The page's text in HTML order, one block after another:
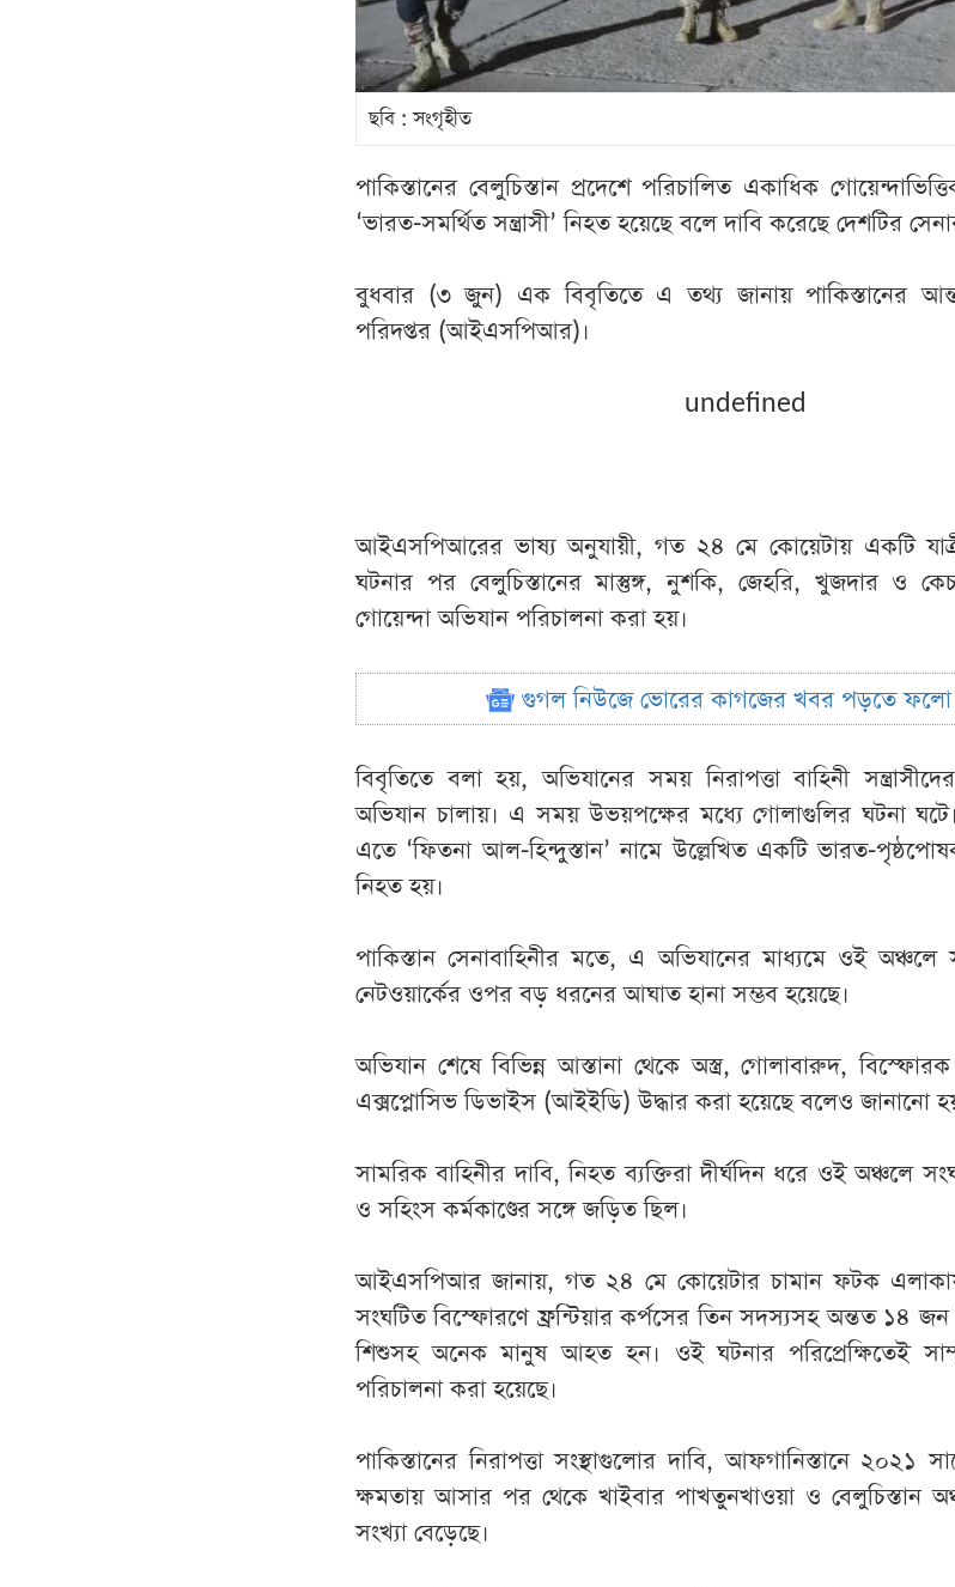
ছবি : সংগৃহীত
পাকিস্তানের বেলুচিস্তান প্রদেশে পরিচালিত একাধিক
‘ভারত-সমর্থিত সন্ত্রাসী’ নিহত হয়েছে বলে দাবি করেছে দেশটির
বুধবার (৩ জুন) এক বিবৃতিতে এ তথ্য জানায় পাকিস্তানের
পরিদপ্তর (আইএসপিআর)।
undefined
আইএসপিআরের ভাষ্য অনুযায়ী, গত ২৪ মে কোয়েটায় একটি
ঘটনার পর বেলুচিস্তানের মাস্তুঙ্গ, নুশকি, জেহরি, খুজদার ও
গোয়েন্দা অভিযান পরিচালনা করা হয়।
গুগল নিউজে ভোরের কাগজের খবর পড়তে
বিবৃতিতে বলা হয়, অভিযানের সময় নিরাপত্তা বাহিনী
অভিযান চালায়। এ সময় উভয়পক্ষের মধ্যে গোলাগুলির ঘটনা ঘটে।
এতে ‘ফিতনা আল-হিন্দুস্তান’ নামে উল্লেখিত একটি ভারত-
নিহত হয়।
পাকিস্তান সেনাবাহিনীর মতে, এ অভিযানের মাধ্যমে ওই অঞ্চলে
নেটওয়ার্কের ওপর বড় ধরনের আঘাত হানা সম্ভব হয়েছে।
অভিযান শেষে বিভিন্ন আস্তানা থেকে অস্ত্র, গোলাবারুদ,
এক্সপ্লোসিভ ডিভাইস (আইইডি) উদ্ধার করা হয়েছে বলেও জানানো
সামরিক বাহিনীর দাবি, নিহত ব্যক্তিরা দীর্ঘদিন ধরে ওই অঞ্চলে
ও সহিংস কর্মকাণ্ডের সঙ্গে জড়িত ছিল।
আইএসপিআর জানায়, গত ২৪ মে কোয়েটার চামান ফটক
সংঘটিত বিস্ফোরণে ফ্রন্টিয়ার কর্পসের তিন সদস্যসহ অন্তত ১৪
শিশুসহ অনেক মানুষ আহত হন। ওই ঘটনার পরিপ্রেক্ষিতেই
পরিচালনা করা হয়েছে।
পাকিস্তানের নিরাপত্তা সংস্থাগুলোর দাবি, আফগানিস্তানে ২০২১
ক্ষমতায় আসার পর থেকে খাইবার পাখতুনখাওয়া ও বেলুচিস্তান
সংখ্যা বেড়েছে।